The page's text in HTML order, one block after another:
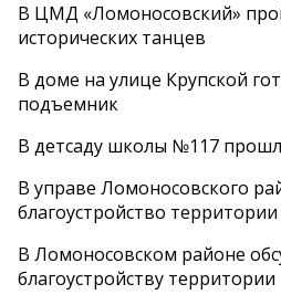
В ЦМД «Ломоносовский»
исторических танцев
В доме на улице Крупской
подъемник
В детсаду школы №117
В управе Ломоносовского
благоустройство
В Ломоносовском районе
благоустройству территории